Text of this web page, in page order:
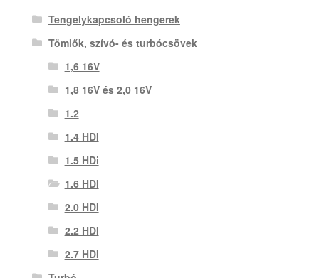
Tengelykapcsoló hengerek
Tömlők, szívó- és turbócsövek
1,6 16V
1,8 16V és 2,0 16V
1.2
1.4 HDI
1.5 HDi
1.6 HDI
2.0 HDI
2.2 HDI
2.7 HDI